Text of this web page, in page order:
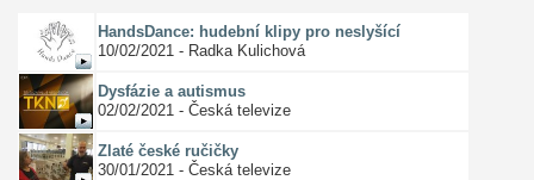
HandsDance: hudební klipy pro neslyšící
10/02/2021 - Radka Kulichová
Dysfázie a autismus
02/02/2021 - Česká televize
Zlaté české ručičky
30/01/2021 - Česká televize